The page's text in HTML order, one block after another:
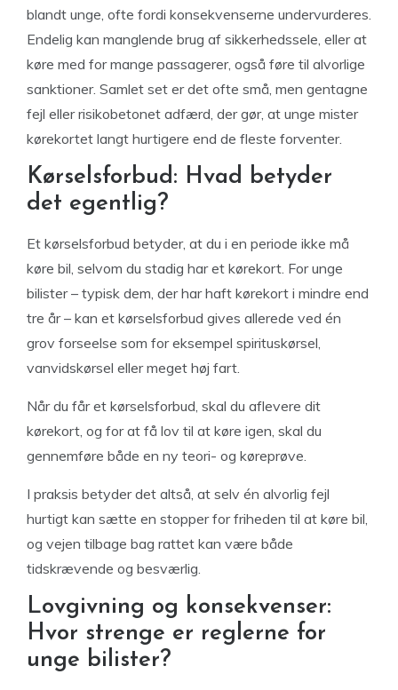
blandt unge, ofte fordi konsekvenserne undervurderes.
Endelig kan manglende brug af sikkerhedssele, eller at
køre med for mange passagerer, også føre til alvorlige
sanktioner. Samlet set er det ofte små, men gentagne
fejl eller risikobetonet adfærd, der gør, at unge mister
kørekortet langt hurtigere end de fleste forventer.
Kørselsforbud: Hvad betyder
det egentlig?
Et kørselsforbud betyder, at du i en periode ikke må
køre bil, selvom du stadig har et kørekort. For unge
bilister – typisk dem, der har haft kørekort i mindre end
tre år – kan et kørselsforbud gives allerede ved én
grov forseelse som for eksempel spirituskørsel,
vanvidskørsel eller meget høj fart.
Når du får et kørselsforbud, skal du aflevere dit
kørekort, og for at få lov til at køre igen, skal du
gennemføre både en ny teori- og køreprøve.
I praksis betyder det altså, at selv én alvorlig fejl
hurtigt kan sætte en stopper for friheden til at køre bil,
og vejen tilbage bag rattet kan være både
tidskrævende og besværlig.
Lovgivning og konsekvenser:
Hvor strenge er reglerne for
unge bilister?